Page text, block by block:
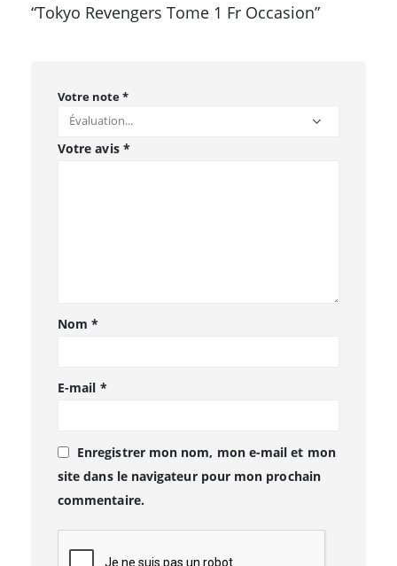
“Tokyo Revengers Tome 1 Fr Occasion”
Votre note*
Votre avis *
Nom*
E-mail *
Enregistrer mon nom, mon e-mail et mon
site dans le navigateur pour mon prochain
commentaire.